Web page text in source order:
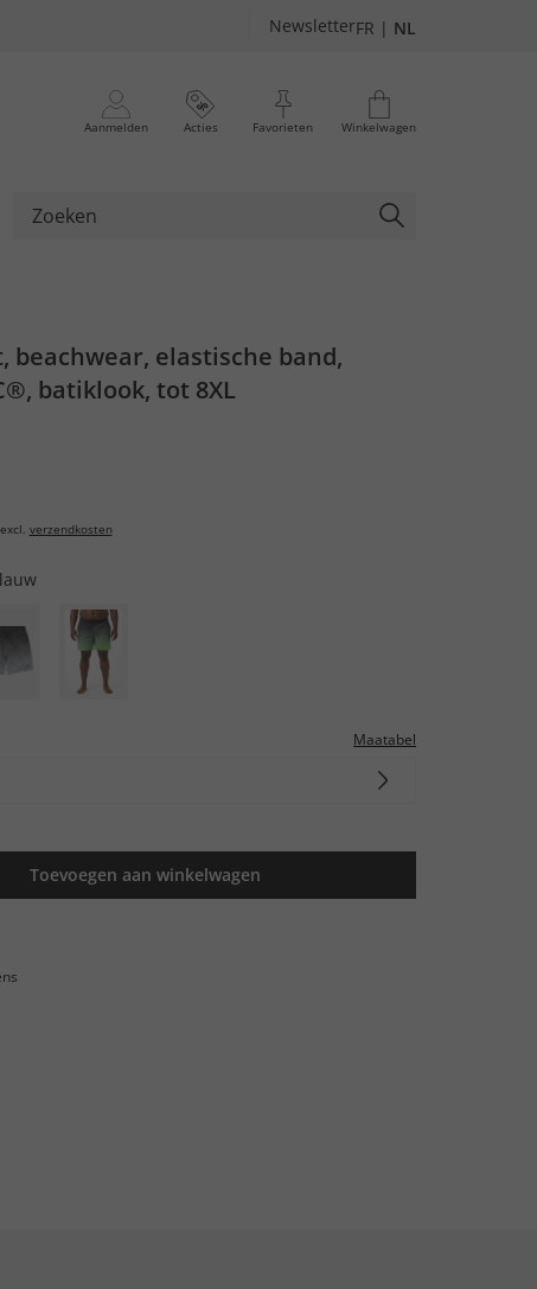
NewsletterFR | NL
Aanmelden Acties Favorieten Winkelwagen
beachwear, elastische band,
batiklook, tot 8XL
verzendkosten
Maatabel
Toevoegen aan winkelwagen